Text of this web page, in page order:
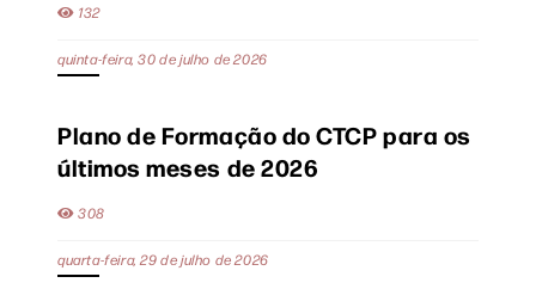
132
quinta-feira, 30 de julho de 2026
Plano de Formação do CTCP para os
últimos meses de 2026
308
quarta-feira, 29 de julho de 2026